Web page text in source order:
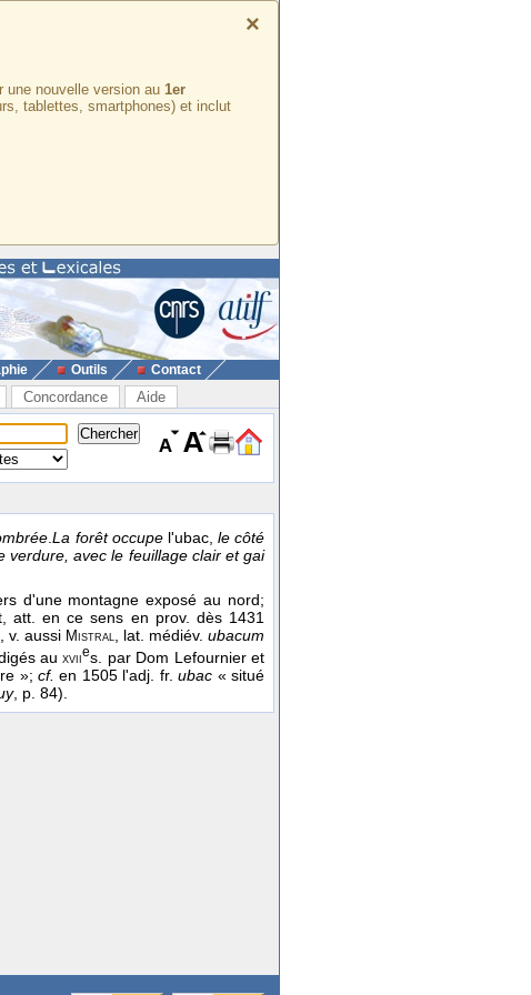
×
une nouvelle version au 1er
tablettes, smartphones) et inclut
Outils Contact
Concordance Aide
.La forêt occupel'ubac, le côté
verdure, avec le feuillage clair et gai
d'une montagne exposé au nord;
att. en ce sens en prov. dès 1431
v. aussi Mistral, lat. médiév.ubacum
auxviies. par Dom Lefournier et
»; cf. en 1505 l'adj. fr.ubac « situé
, p. 84).